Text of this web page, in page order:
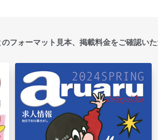
フォーマット見本、掲載料金をご確認いた